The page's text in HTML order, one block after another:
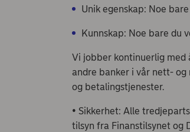
Unik egenskap: Noe
Kunnskap: Noe bare du
Vi jobber kontinuerlig med
andre banker i vår nett-
og betalingstjenester.
• Sikkerhet: Alle
tilsyn fra Finanstilsynet og